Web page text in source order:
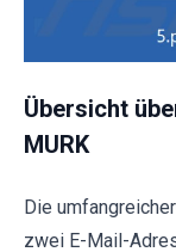
Übersicht
MURK
Die
zwei E-Mail-